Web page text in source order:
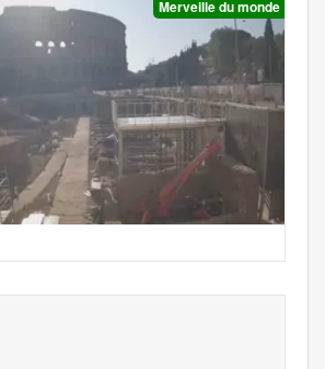
Merveille du monde